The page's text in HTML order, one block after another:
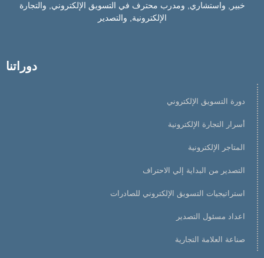
خبير, واستشاري, ومدرب محترف في التسويق الإلكتروني, والتجارة
الإلكترونية, والتصدير
دوراتنا
دورة التسويق الإلكتروني
أسرار التجارة الإلكترونية
المتاجر الإلكترونية
التصدير من البداية إلي الاحتراف
استراتيجيات التسويق الإلكتروني للصادرات
اعداد مسئول التصدير
صناعة العلامة التجارية